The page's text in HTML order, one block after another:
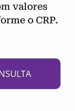
valores
o CRP.